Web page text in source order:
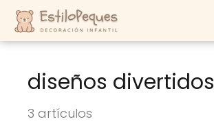
diseños divertidos
3 artículos